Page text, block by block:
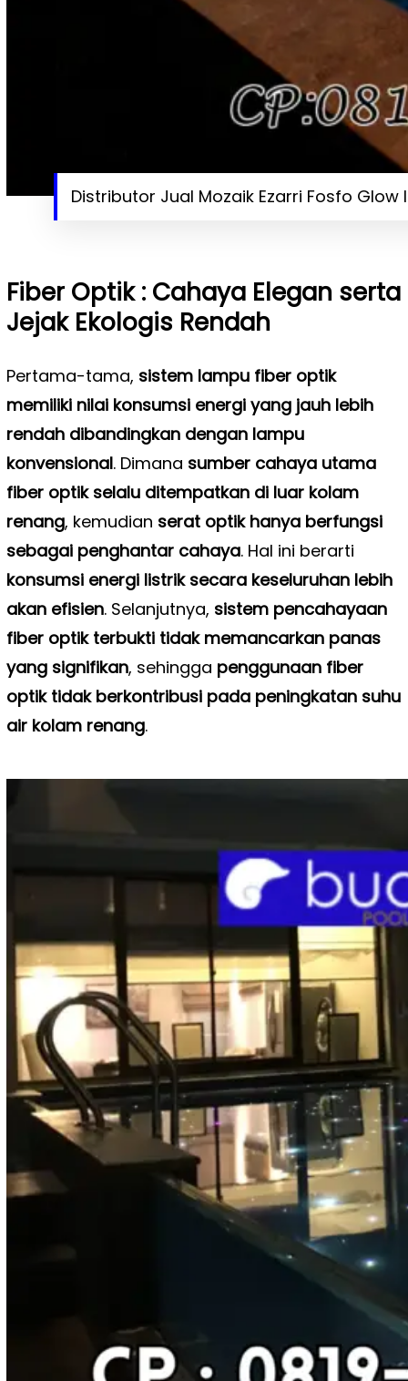
Distributor Jual Mozaik Ezarri Fosfo
Fiber Optik : Cahaya Elegan serta
Jejak Ekologis Rendah
Pertama-tama, sistem lampu fiber optik
memiliki nilai konsumsi energi yang jauh lebih
rendah dibandingkan dengan lampu
konvensional. Dimana sumber cahaya utama
fiber optik selalu ditempatkan di luar kolam
renang, kemudian serat optik hanya berfungsi
sebagai penghantar cahaya. Hal ini berarti
konsumsi energi listrik secara keseluruhan lebih
akan efisien. Selanjutnya, sistem pencahayaan
fiber optik terbukti tidak memancarkan panas
yang signifikan, sehingga penggunaan fiber
optik tidak berkontribusi pada peningkatan suhu
air kolam renang.